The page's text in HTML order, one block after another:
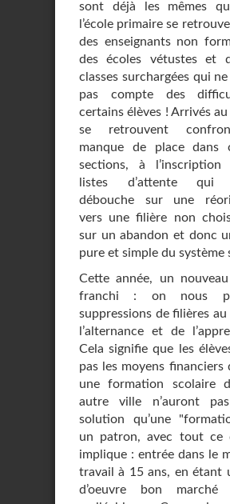
sont déjà les mêmes
l’école primaire se
des enseignants non
des écoles vétustes et
classes surchargées qui
pas compte des
certains élèves ! Arrivés
se retrouvent
manque de place dans
sections, à
listes d’attente qui
débouche sur une
vers une filière non
sur un abandon et donc
pure et simple du système
Cette année, un
franchi : on nous
suppressions de filières
l’alternance et de
Cela signifie que les
pas les moyens financiers
une formation scolaire
autre ville n’auront pas
solution qu’une
un patron, avec tout ce
implique : entrée dans le
travail à 15 ans, en étant
d’oeuvre bon